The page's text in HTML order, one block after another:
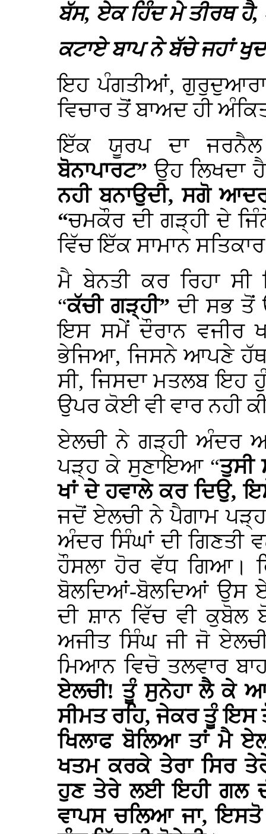
ਬੱਸ, ਏਕ ਹਿੰਦ ਮੇ ਤੀਰਥ ਹੈ,
ਕਟਾਏ ਬਾਪ ਨੇ ਬੱਚੇ ਜਹਾਂ
ਇਹ ਪੰਗਤੀਆਂ, ਗੁਰੁਦੁਆਰਾ
ਵਿਚਾਰ ਤੋਂ ਬਾਅਦ ਹੀ
ਇੱਕ ਯੂਰਪ ਦਾ ਜਰਨੈਲ
ਬੋਨਾਪਾਰਟ”ਉਹ ਲਿਖਦਾ
ਨਹੀ ਬਨਾਉਦੀ, ਸਗੋ
“ਚਮਕੌਰ ਦੀ ਗੜ੍ਹੀ ਦੇ
ਵਿੱਚ ਇੱਕ ਸਾਮਾਨ
ਮੈ ਬੇਨਤੀ ਕਰ ਰਿਹਾ ਸੀ
“ਕੱਚੀ ਗੜ੍ਹੀ”ਦੀ ਸਭ ਤੋਂ
ਇਸ ਸਮੇਂ ਦੌਰਾਨ ਵਜੀਰ
ਭੇਜਿਆ, ਜਿਸਨੇ ਆਪਣੇ
ਸੀ, ਜਿਸਦਾ ਮਤਲਬ ਇਹ
ਉਪਰ ਕੋਈ ਵੀ ਵਾਰ ਨਹੀ
ਏਲਚੀ ਨੇ ਗੜ੍ਹੀ ਅੰਦਰ
ਪੜ੍ਹ ਕੇ ਸੁਣਾਇਆ “ਤੁਸੀ
ਖਾਂ ਦੇ ਹਵਾਲੇ ਕਰ ਦਿਉ,
ਜਦੋਂ ਏਲਚੀ ਨੇ ਪੈਗਾਮ
ਅੰਦਰ ਸਿੰਘਾਂ ਦੀ ਗਿਣਤੀ
ਹੌਸਲਾ ਹੋਰ ਵੱਧ ਗਿਆ।
ਬੋਲਦਿਆਂ-ਬੋਲਦਿਆਂ ਉਸ
ਦੀ ਸ਼ਾਨ ਵਿੱਚ ਵੀ ਕੁਬੋਲ
ਅਜੀਤ ਸਿੰਘ ਜੀ ਜੋ
ਮਿਆਨ ਵਿਚੋ ਤਲਵਾਰ
ਏਲਚੀ! ਤੂੰ ਸੁਨੇਹਾ ਲੈ ਕੇ
ਸੀਮਤ ਰਹਿ, ਜੇਕਰ ਤੂੰ ਇਸ
ਖਿਲਾਫ ਬੋਲਿਆ ਤਾਂ ਮੈ
ਖਤਮ ਕਰਕੇ ਤੇਰਾ ਸਿਰ
ਹੁਣ ਤੇਰੇ ਲਈ ਇਹੀ ਗਲ
ਵਾਪਸ ਚਲਿਆ ਜਾ,